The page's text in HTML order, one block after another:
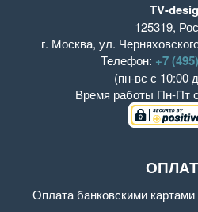
TV-
125319,
г. Москва, ул.
Телефон: +7
(пн-вс с 10:00
Время работы Пн-Пт
Оплата банковскими